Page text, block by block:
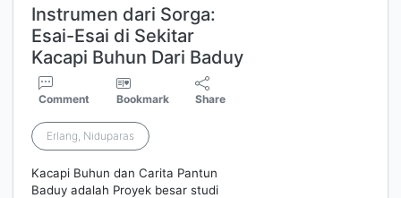
Instrumen dari Sorga:
Esai-Esai di Sekitar
Kacapi Buhun Dari Baduy
Comment Bookmark Share
Erlang, Niduparas
Kacapi Buhun dan Carita Pantun
Baduy adalah Proyek besar studi